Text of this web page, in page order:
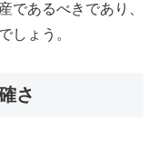
であるべきであり、
しょう。
さ